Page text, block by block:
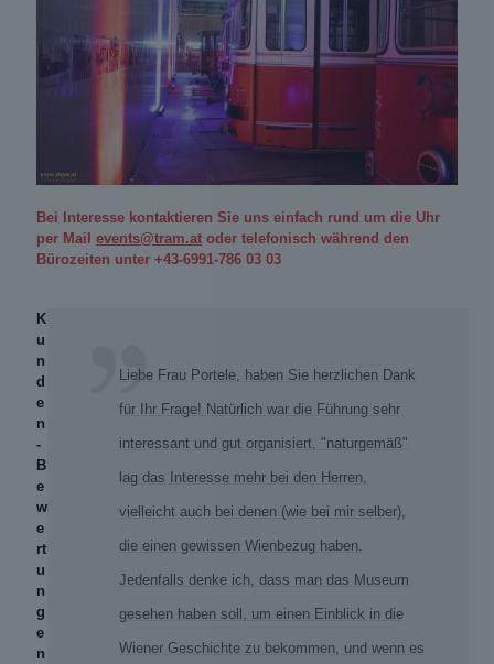
Bei Interesse kontaktieren Sie uns einfach rund um die Uhr
per Mail events@tram.at oder telefonisch während den
Bürozeiten unter +43-6991-786 03 03
K
u
n
d
e
n
-
B
e
w
e
rt
u
n
g
e
n
Liebe Frau Portele, haben Sie herzlichen Dank
für Ihr Frage! Natürlich war die Führung sehr
interessant und gut organisiert, "naturgemäß"
lag das Interesse mehr bei den Herren,
vielleicht auch bei denen (wie bei mir selber),
die einen gewissen Wienbezug haben.
Jedenfalls denke ich, dass man das Museum
gesehen haben soll, um einen Einblick in die
Wiener Geschichte zu bekommen, und wenn es